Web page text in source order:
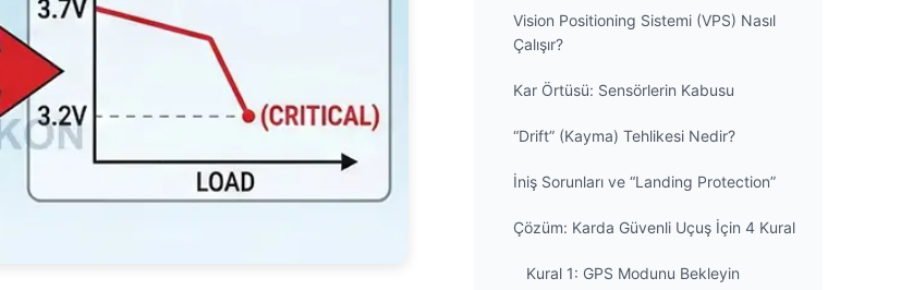
Vision Positioning Sistemi (VPS) Nasıl
Çalışır?
Kar Örtüsü: Sensörlerin Kabusu
“Drift” (Kayma) Tehlikesi Nedir?
İniş Sorunları ve “Landing Protection”
Çözüm: Karda Güvenli Uçuş İçin 4 Kural
Kural 1: GPS Modunu Bekleyin